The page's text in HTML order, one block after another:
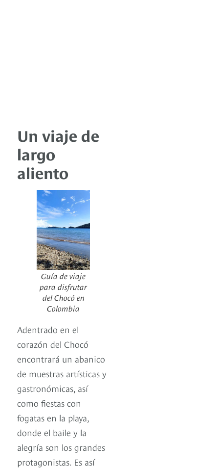
Un viaje de
largo
aliento
Guía de viaje
para disfrutar
del Chocó en
Colombia
Adentrado en el
corazón del Chocó
encontrará un abanico
de muestras artísticas y
gastronómicas, así
como fiestas con
fogatas en la playa,
donde el baile y la
alegría son los grandes
protagonistas. Es así